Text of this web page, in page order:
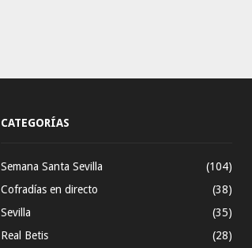
CATEGORÍAS
Semana Santa Sevilla
(104)
Cofradías en directo
(38)
Sevilla
(35)
Real Betis
(28)